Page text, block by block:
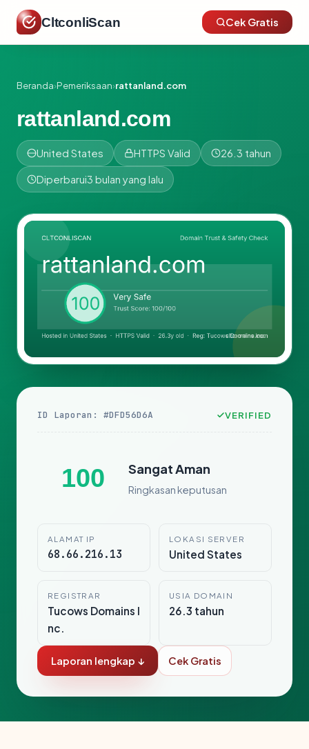
CltconliScan Cek Gratis
Beranda›Pemeriksaan›rattanland.com
rattanland.com
United States HTTPS Valid 26.3 tahun
Diperbarui3 bulan yang lalu
ID Laporan: #DFD56D6A VERIFIED
100 Sangat Aman
Ringkasan keputusan
ALAMAT IP
68.66.216.13
LOKASI SERVER
United States
REGISTRAR
Tucows Domains I
nc.
USIA DOMAIN
26.3 tahun
Laporan lengkap ↓ Cek Gratis